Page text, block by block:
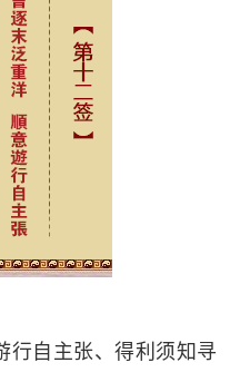
行自主张、得利须知寻